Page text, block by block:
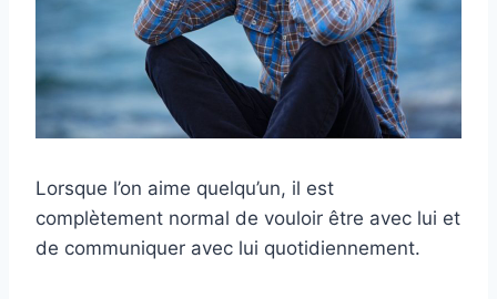
Lorsque l’on aime quelqu’un, il est
complètement normal de vouloir être avec lui et
de communiquer avec lui quotidiennement.